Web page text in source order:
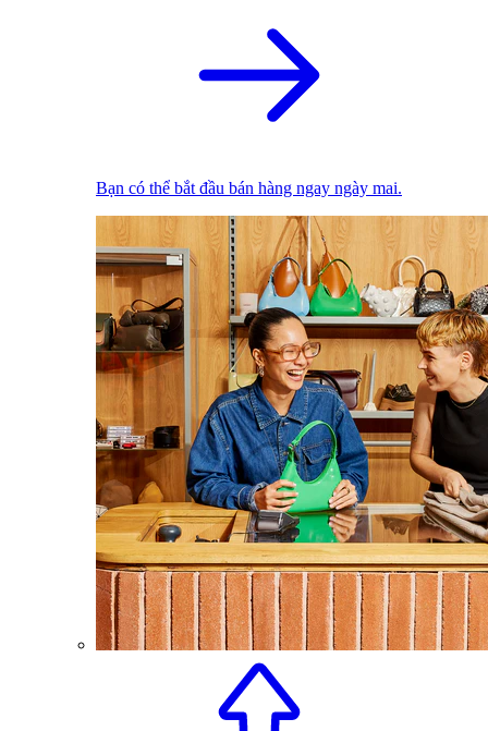
Bạn có thể bắt đầu bán hàng ngay ngày mai.